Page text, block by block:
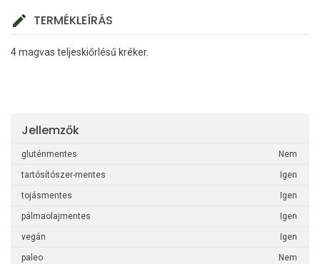
TERMÉKLEÍRÁS
4 magvas teljeskiőrlésű kréker.
Jellemzők
gluténmentes Nem
tartósítószer-mentes Igen
tojásmentes Igen
pálmaolajmentes Igen
vegán Igen
paleo Nem